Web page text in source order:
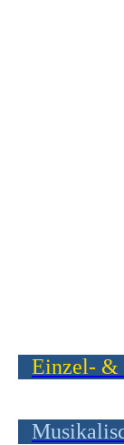
Einzel- &